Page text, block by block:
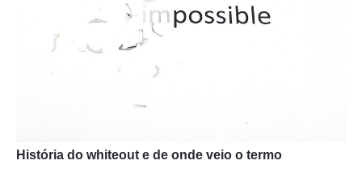
História do whiteout e de onde veio o termo